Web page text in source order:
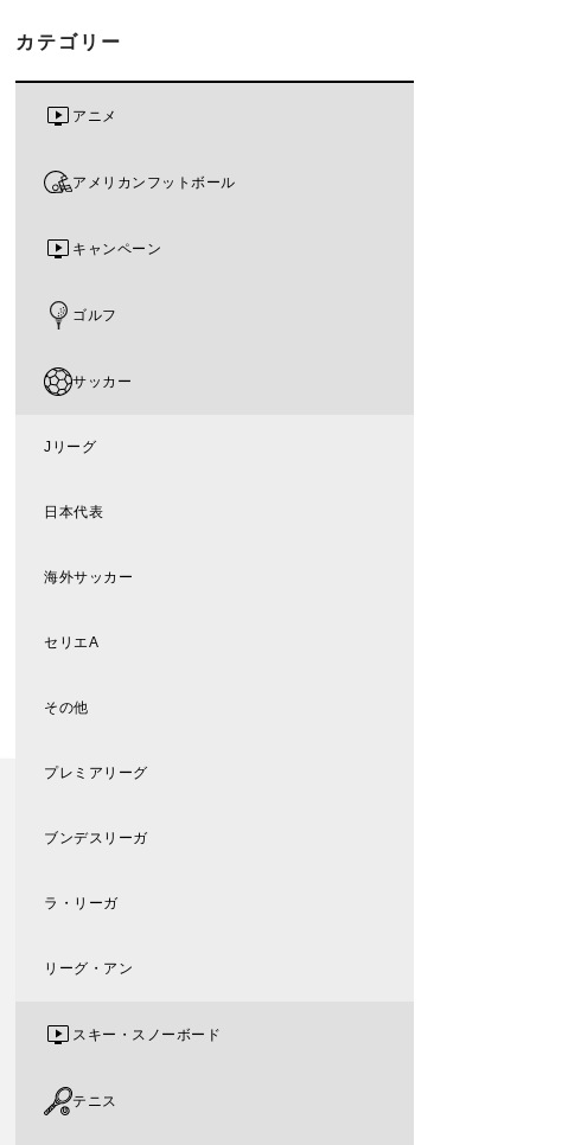
カテゴリー
アニメ
アメリカンフットボール
キャンペーン
ゴルフ
サッカー
Jリーグ
日本代表
海外サッカー
セリエA
その他
プレミアリーグ
ブンデスリーガ
ラ・リーガ
リーグ・アン
スキー・スノーボード
テニス